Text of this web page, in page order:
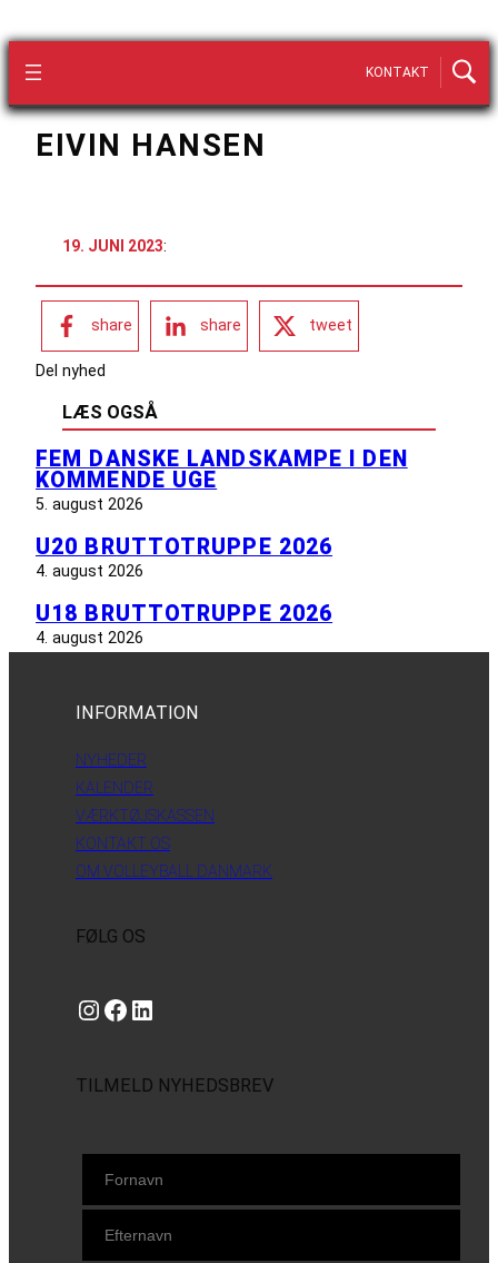
KONTAKT
EIVIN HANSEN
19. JUNI 2023:
share share tweet
Del nyhed
LÆS OGSÅ
FEM DANSKE LANDSKAMPE I DEN
KOMMENDE UGE
5. august 2026
U20 BRUTTOTRUPPE 2026
4. august 2026
U18 BRUTTOTRUPPE 2026
4. august 2026
INFORMATION
NYHEDER
KALENDER
VÆRKTØJSKASSEN
KONTAKT OS
OM VOLLEYBALL DANMARK
FØLG OS
Instagram https://www.facebook.com/danishbeachvolleytour LinkedIn
TILMELD NYHEDSBREV